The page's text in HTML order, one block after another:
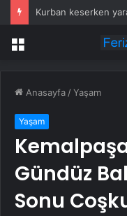
Kurban keserken
Menü
Anasayfa /Yaşam
Yaşam
Gündüz
Sonu